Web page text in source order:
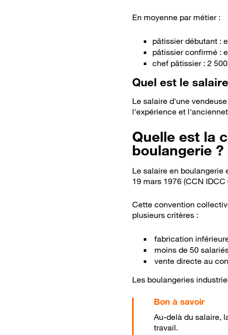
En moyenne par métier :
pâtissier débutant :
pâtissier confirmé :
chef pâtissier : 2
Quel est le
Le salaire d'une
l'expérience et
Quelle est la
boulangerie ?
Le salaire en
19 mars 1976 (CCN IDCC
Cette convention
plusieurs critères :
fabrication
moins de 50
vente directe au
Les boulangeries
Au-delà du salaire,
travail.